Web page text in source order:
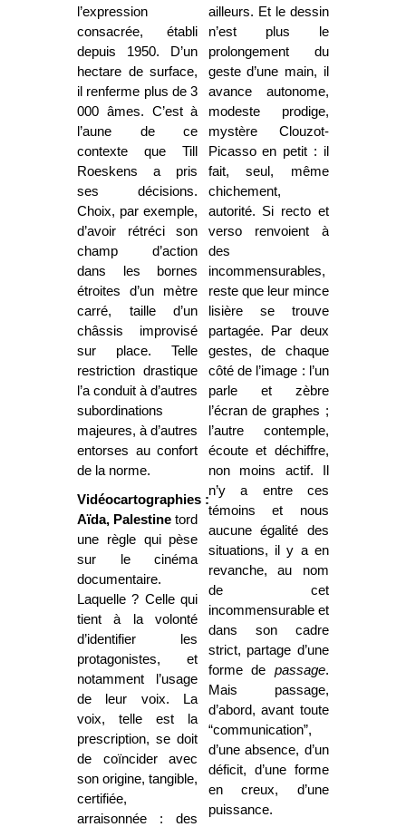
l’expression
consacrée, établi
depuis 1950. D’un
hectare de surface,
il renferme plus de 3
000 âmes. C’est à
l’aune de ce
contexte que Till
Roeskens a pris
ses décisions.
Choix, par exemple,
d’avoir rétréci son
champ d’action
dans les bornes
étroites d’un mètre
carré, taille d’un
châssis improvisé
sur place. Telle
restriction drastique
l’a conduit à d’autres
subordinations
majeures, à d’autres
entorses au confort
de la norme.
Vidéocartographies :
Aïda, Palestine tord
une règle qui pèse
sur le cinéma
documentaire.
Laquelle ? Celle qui
tient à la volonté
d’identifier les
protagonistes, et
notamment l’usage
de leur voix. La
voix, telle est la
prescription, se doit
de coïncider avec
son origine, tangible,
certifiée,
arraisonnée : des
ailleurs. Et le dessin
n’est plus le
prolongement du
geste d’une main, il
avance autonome,
modeste prodige,
mystère Clouzot-
Picasso en petit : il
fait, seul, même
chichement,
autorité. Si recto et
verso renvoient à
des
incommensurables,
reste que leur mince
lisière se trouve
partagée. Par deux
gestes, de chaque
côté de l’image : l’un
parle et zèbre
l’écran de graphes ;
l’autre contemple,
écoute et déchiffre,
non moins actif. Il
n’y a entre ces
témoins et nous
aucune égalité des
situations, il y a en
revanche, au nom
de cet
incommensurable et
dans son cadre
strict, partage d’une
forme de passage.
Mais passage,
d’abord, avant toute
“communication”,
d’une absence, d’un
déficit, d’une forme
en creux, d’une
puissance.